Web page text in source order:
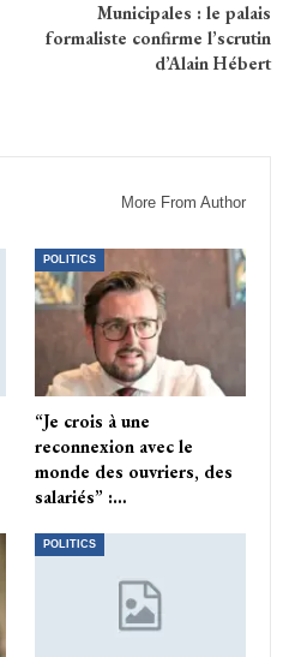
Municipales : le palais
formaliste confirme l’scrutin
d’Alain Hébert
More From Author
POLITICS
“Je crois à une
reconnexion avec le
monde des ouvriers, des
salariés” :…
POLITICS